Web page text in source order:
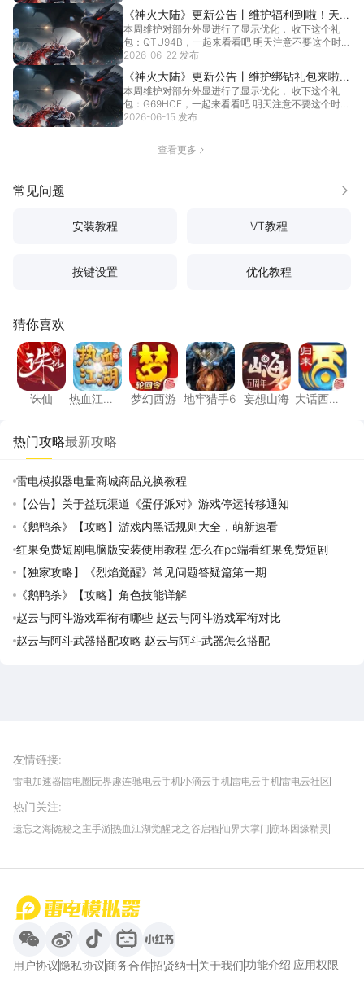
《神火大陆》更新公告丨维护福利到啦！天神
召唤变形坐骑冰火巨龙破空返场，冰魄羽翼碎
冰来袭~
本周维护对部分外显进行了显示优化， 收下这个礼
包：QTU94B，一起来看看吧 明天注意不要这个时段
进... [详情]
2026-06-22 发布
《神火大陆》更新公告丨维护绑钻礼包来啦~
秘境探宝来袭，变形绕体神机觉醒破空返场！
本周维护对部分外显进行了显示优化， 收下这个礼
包：G69HCE，一起来看看吧 明天注意不要这个时段
进... [详情]
2026-06-15 发布
查看更多
常见问题 更多
安装教程 VT教程
按键设置 优化教程
猜你喜欢
诛仙
诛仙
热血江湖：觉醒
热血江
梦幻西游
梦幻西游
地牢猎手6
地牢猎手6
妄想山海
妄想山海
大话
大话西
热门攻略最新攻略
雷电模拟器电量商城商品兑换教程
【公告】关于益玩渠道《蛋仔派对》游戏停运转移通知
《鹅鸭杀》【攻略】游戏内黑话规则大全，萌新速看
红果免费短剧电脑版安装使用教程 怎么在pc端看红果免费短剧
【独家攻略】《烈焰觉醒》常见问题答疑篇第一期
《鹅鸭杀》【攻略】角色技能详解
赵云与阿斗游戏军衔有哪些 赵云与阿斗游戏军衔对比
赵云与阿斗武器搭配攻略 赵云与阿斗武器怎么搭配
友情链接:
雷电加速器雷电圈无界趣连驰电云手机小滴云手机雷电云手机雷电云社区
我爱vr网华军软件园
热门关注:
遗忘之海诡秘之主手游热血江湖觉醒龙之谷启程仙界大掌门 崩坏因缘精灵
用户协议隐私协议商务合作招贤纳士关于我们功能介绍 应用权限
首页
微信
微博 抖音 哔哩哔哩